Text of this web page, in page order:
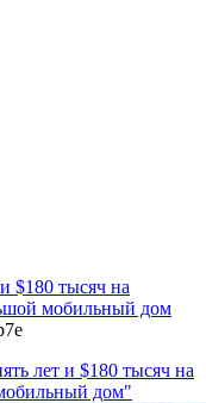
$180 тысяч на
мобильный дом
лет и $180 тысяч на
дом"